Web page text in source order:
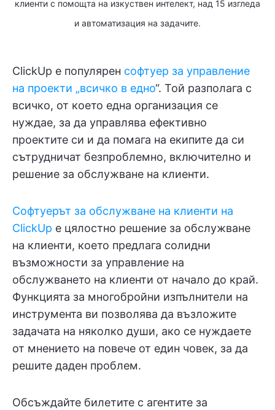
клиенти с помощта на изкуствен интелект, над 15 изгледа
и автоматизация на задачите.
ClickUp е популярен софтуер за управление
на проекти „всичко в едно“. Той разполага с
всичко, от което една организация се
нуждае, за да управлява ефективно
проектите си и да помага на екипите да си
сътрудничат безпроблемно, включително и
решение за обслужване на клиенти.
Софтуерът за обслужване на клиенти на
ClickUp е цялостно решение за обслужване
на клиенти, което предлага солидни
възможности за управление на
обслужването на клиенти от начало до край.
Функцията за многобройни изпълнители на
инструмента ви позволява да възложите
задачата на няколко души, ако се нуждаете
от мнението на повече от един човек, за да
решите даден проблем.
Обсъждайте билетите с агентите за